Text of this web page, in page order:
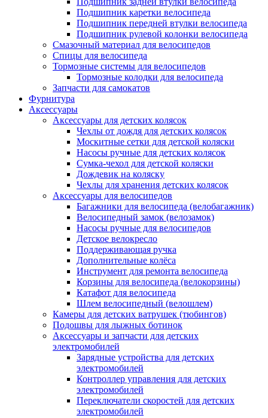
Подшипник каретки велосипеда
Подшипник передней втулки велосипеда
Подшипник рулевой колонки велосипеда
Смазочный материал для велосипедов
Спицы для велосипеда
Тормозные системы для велосипедов
Тормозные колодки для велосипеда
Запчасти для самокатов
Фурнитура
Аксессуары
Аксессуары для детских колясок
Чехлы от дождя для детских колясок
Москитные сетки для детской коляски
Насосы ручные для детских колясок
Сумка-чехол для детской коляски
Дождевик на коляску
Чехлы для хранения детских колясок
Аксессуары для велосипедов
Багажники для велосипеда (велобагажник)
Велосипедный замок (велозамок)
Насосы ручные для велосипедов
Детское велокресло
Поддерживающая ручка
Дополнительные колёса
Инструмент для ремонта велосипеда
Корзины для велосипеда (велокорзины)
Катафот для велосипеда
Шлем велосипедный (велошлем)
Камеры для детских ватрушек (тюбингов)
Подошвы для лыжных ботинок
Аксессуары и запчасти для детских
электромобилей
Зарядные устройства для детских
электромобилей
Контроллер управления для детских
электромобилей
Переключатели скоростей для детских
электромобилей